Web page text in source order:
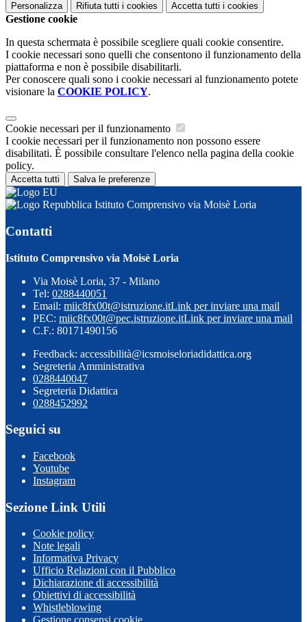
Personalizza Rifiuta tutti i cookies Accetta tutti i cookies
Gestione cookie
In questa schermata è possibile scegliere quali cookie consentire.
I cookie necessari sono quelli che consentono il funzionamento della
piattaforma e non è possibile disabilitarli.
Per conoscere quali sono i cookie necessari al funzionamento potete
visionare la COOKIE POLICY.
Cookie necessari per il funzionamento
I cookie necessari per il funzionamento non possono essere
disabilitati. È possibile consultare l'elenco nella pagina della cookie
policy.
Accetta tutti Salva le preferenze
Istituto Comprensivo via Moisè Loria
Contatti
Istituto Comprensivo via Moisè Loria
Via Moisè Loria, 37 - Milano
Tel: 0288440051
Email: miic8fx00t@istruzione.itLink per inviare una mail
PEC: miic8fx00t@pec.istruzione.itLink per inviare una mail
C.F.: 80171490156
Feedback: accessibilità@icsmoiseloriadidattica.org
Segreteria Amministrativa
0288440047
Segreteria Didattica
0288452992
Seguici su
Facebook
Youtube
Instagram
Sezione Link Utili
Cookie policy
Note legali
Informativa Privacy
Ufficio Relazioni con il Pubblico
Dichiarazione di accessibilità
Obiettivi di accessibilità
Whistleblowing